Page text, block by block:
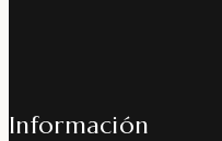
Información